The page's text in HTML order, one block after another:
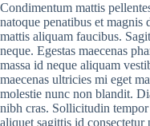
Condimentum mattis
natoque penatibus et
mattis aliquam faucibus.
neque. Egestas maecenas
massa id neque aliquam
maecenas ultricies mi eget
molestie nunc non blandit.
nibh cras. Sollicitudin
aliquet sagittis id